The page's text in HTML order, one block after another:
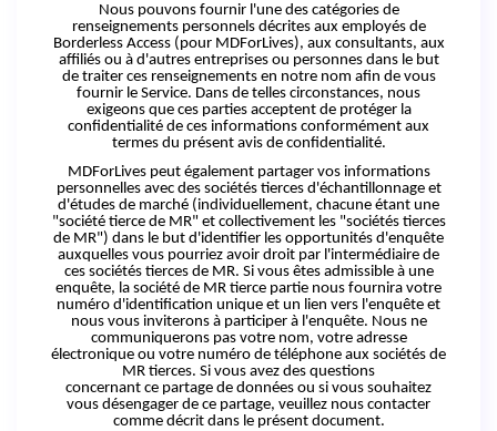
Nous pouvons fournir l'une des catégories de
renseignements personnels décrites aux employés de
Borderless Access (pour MDForLives), aux consultants, aux
affiliés ou à d'autres entreprises ou personnes dans le but
de traiter ces renseignements en notre nom afin de vous
fournir le Service. Dans de telles circonstances, nous
exigeons que ces parties acceptent de protéger la
confidentialité de ces informations conformément aux
termes du présent avis de confidentialité.
MDForLives peut également partager vos informations
personnelles avec des sociétés tierces d'échantillonnage et
d'études de marché (individuellement, chacune étant une
"société tierce de MR" et collectivement les "sociétés tierces
de MR") dans le but d'identifier les opportunités d'enquête
auxquelles vous pourriez avoir droit par l'intermédiaire de
ces sociétés tierces de MR. Si vous êtes admissible à une
enquête, la société de MR tierce partie nous fournira votre
numéro d'identification unique et un lien vers l'enquête et
nous vous inviterons à participer à l'enquête. Nous ne
communiquerons pas votre nom, votre adresse
électronique ou votre numéro de téléphone aux sociétés de
MR tierces. Si vous avez des questions
concernant ce partage de données ou si vous souhaitez
vous désengager de ce partage, veuillez nous contacter
comme décrit dans le présent document.